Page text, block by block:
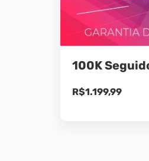
100K
R$1.199,99